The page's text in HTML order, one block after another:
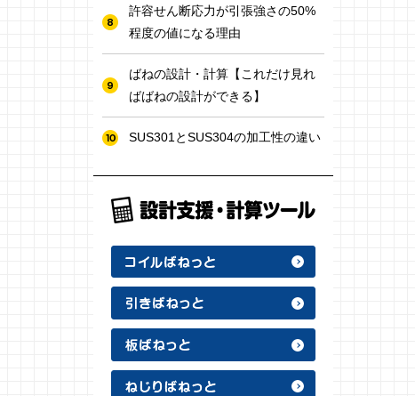
許容せん断応力が引張強さの50%
程度の値になる理由
ばねの設計・計算【これだけ見れ
ばばねの設計ができる】
SUS301とSUS304の加工性の違い